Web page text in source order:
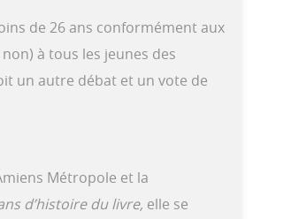
de 26 ans conformément aux
à tous les jeunes des
un autre débat et un vote de
Métropole et la
d’histoire du livre, elle se